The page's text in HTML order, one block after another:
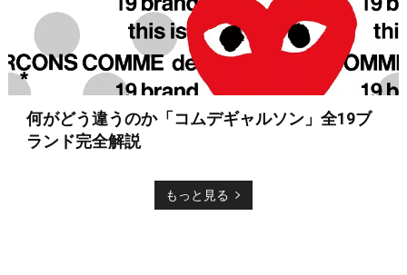
何がどう違うのか「コムデギャルソン」全19ブ
ランド完全解説
もっと見る